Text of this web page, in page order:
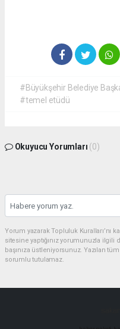
#Büyükşehir Belediye
#temel etüdü
Okuyucu Yorumları (0)
Yorum yazarak Topluluk Kuralları’nı
sitesine yaptığınız yorumunuzla
başınıza üstleniyorsunuz. Yazılan
sorumlu tutulamaz.